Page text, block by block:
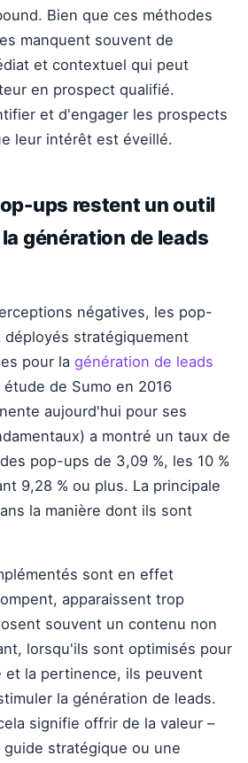
Bien que ces méthodes
manquent souvent de
et contextuel qui peut
en prospect qualifié.
et d'engager les prospects
leur intérêt est éveillé.
ups restent un outil
génération de leads
négatives, les pop-
stratégiquement
pour la génération de leads
étude de Sumo en 2016
aujourd'hui pour ses
a montré un taux de
pop-ups de 3,09 %, les 10 %
9,28 % ou plus. La principale
la manière dont ils sont
sont en effet
apparaissent trop
souvent un contenu non
lorsqu'ils sont optimisés pour
et la pertinence, ils peuvent
la génération de leads.
signifie offrir de la valeur –
stratégique ou une